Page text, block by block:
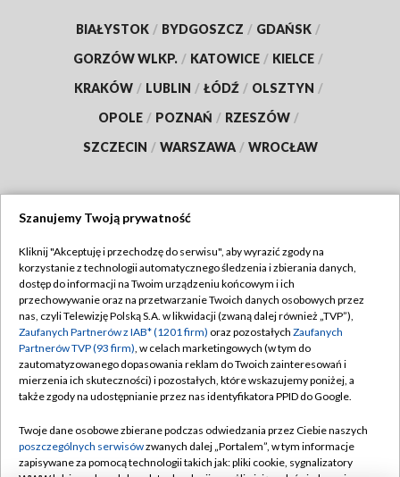
BIAŁYSTOK / BYDGOSZCZ / GDAŃSK /
GORZÓW WLKP. / KATOWICE / KIELCE /
KRAKÓW / LUBLIN / ŁÓDŹ / OLSZTYN /
OPOLE / POZNAŃ / RZESZÓW /
SZCZECIN / WARSZAWA / WROCŁAW
TVP
Abonament TVP
Emisja w TVP
Centrum informacji TVP
Naziemna Telewizja Cyfrowa
Rada Programowa
System NOS
Regulamin TVP
Polityka prywatności
Moje zgody
Pomoc
Kontakt
Szanujemy Twoją prywatność
Kliknij "Akceptuję i przechodzę do serwisu", aby wyrazić zgody na
korzystanie z technologii automatycznego śledzenia i zbierania danych,
dostęp do informacji na Twoim urządzeniu końcowym i ich
przechowywanie oraz na przetwarzanie Twoich danych osobowych przez
nas, czyli Telewizję Polską S.A. w likwidacji (zwaną dalej również „TVP”),
Zaufanych Partnerów z IAB* (1201 firm) oraz pozostałych Zaufanych
Partnerów TVP (93 firm), w celach marketingowych (w tym do
zautomatyzowanego dopasowania reklam do Twoich zainteresowań i
mierzenia ich skuteczności) i pozostałych, które wskazujemy poniżej, a
także zgody na udostępnianie przez nas identyfikatora PPID do Google.
Twoje dane osobowe zbierane podczas odwiedzania przez Ciebie naszych
poszczególnych serwisówzwanych dalej „Portalem”, w tym informacje
zapisywane za pomocą technologii takich jak: pliki cookie, sygnalizatory